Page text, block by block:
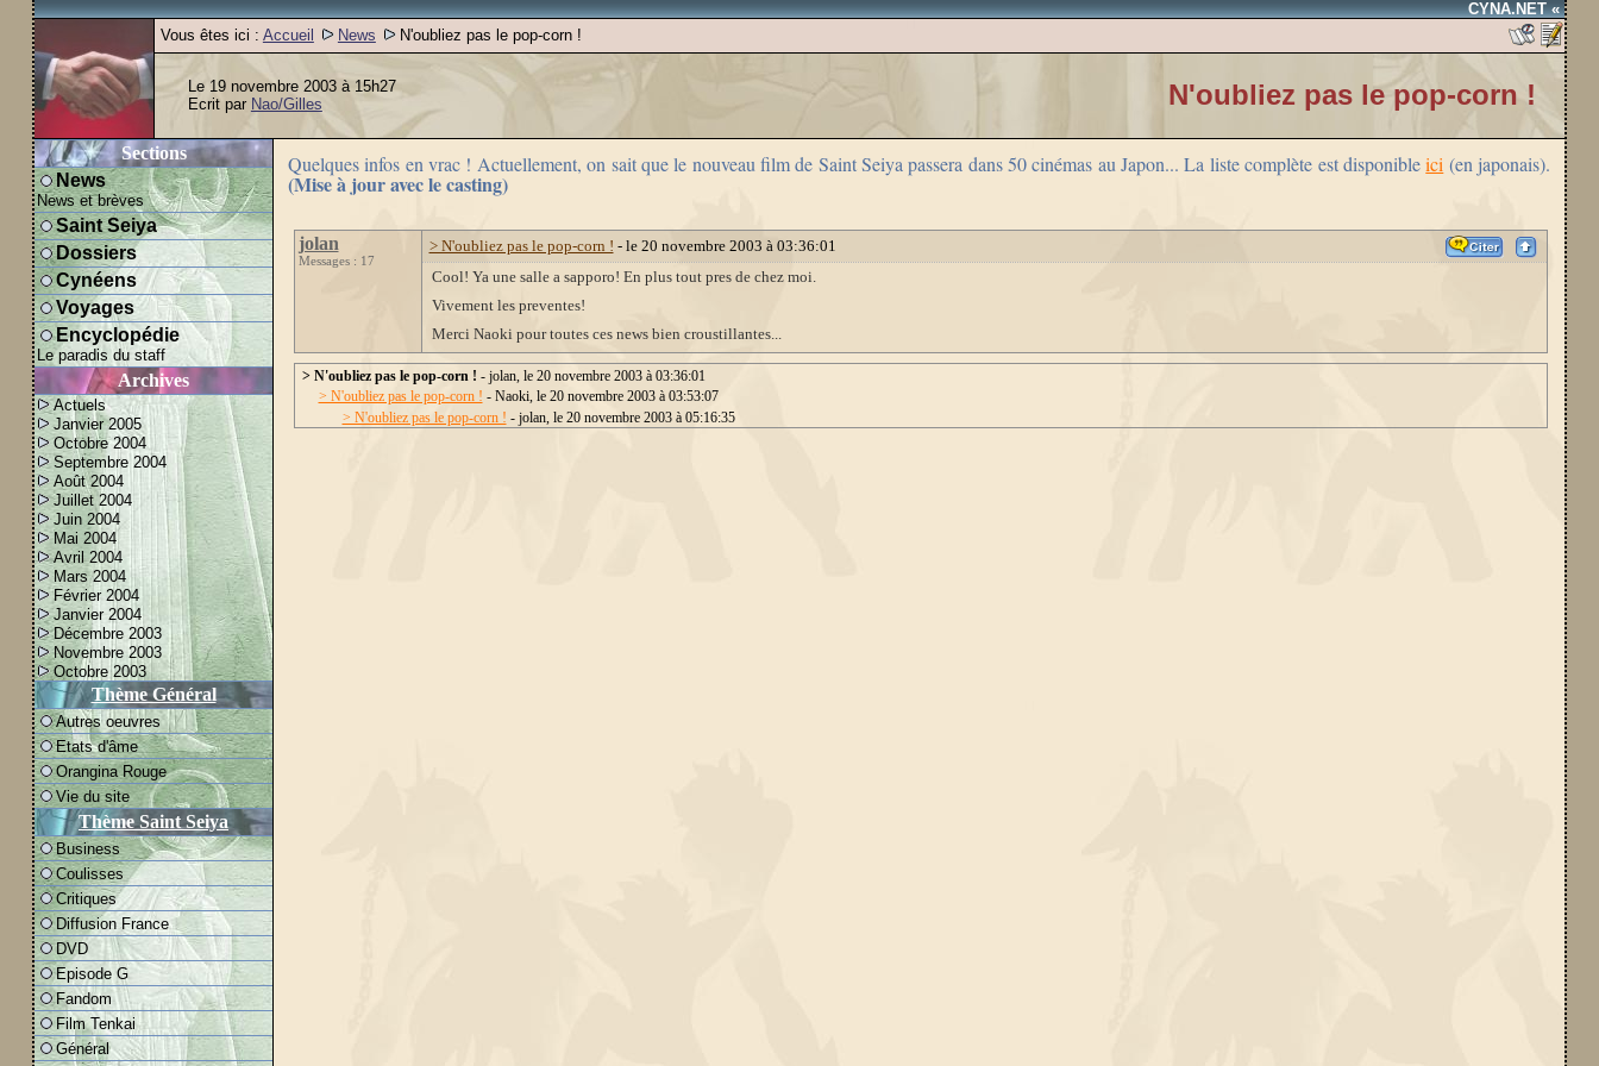
CYNA.NET «
Vous êtes ici : Accueil News N'oubliez pas le pop-corn !
Le 19 novembre 2003 à 15h27
Ecrit par Nao/Gilles N'oubliez pas le pop-corn !
Sections
News
News et brèves
Saint Seiya
Dossiers
Cynéens
Voyages
Encyclopédie
Le paradis du staff
Archives
Actuels
Janvier 2005
Octobre 2004
Septembre 2004
Août 2004
Juillet 2004
Juin 2004
Mai 2004
Avril 2004
Mars 2004
Février 2004
Janvier 2004
Décembre 2003
Novembre 2003
Octobre 2003
Thème Général
Autres oeuvres
Etats d'âme
Orangina Rouge
Vie du site
Thème Saint Seiya
Business
Coulisses
Critiques
Diffusion France
DVD
Episode G
Fandom
Film Tenkai
Général
Quelques infos en vrac ! Actuellement, on sait que le nouveau film de Saint Seiya passera dans 50 cinémas au Japon... La liste complète est disponibleici (en japonais).
(Mise à jour avec le casting)
jolan
Messages : 17
> N'oubliez pas le pop-corn ! - le 20 novembre 2003 à 03:36:01
Cool! Ya une salle a sapporo! En plus tout pres de chez moi.
Vivement les preventes!
Merci Naoki pour toutes ces news bien croustillantes...
> N'oubliez pas le pop-corn ! - jolan, le 20 novembre 2003 à 03:36:01
> N'oubliez pas le pop-corn ! - Naoki, le 20 novembre 2003 à 03:53:07
> N'oubliez pas le pop-corn ! - jolan, le 20 novembre 2003 à 05:16:35